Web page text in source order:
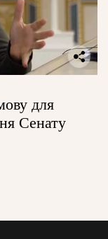
для
Сенату